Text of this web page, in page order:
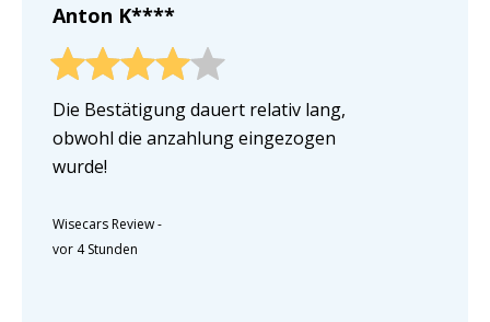
Anton K****
Die Bestätigung dauert relativ lang,
obwohl die anzahlung eingezogen
wurde!
Wisecars Review-
vor 4 Stunden